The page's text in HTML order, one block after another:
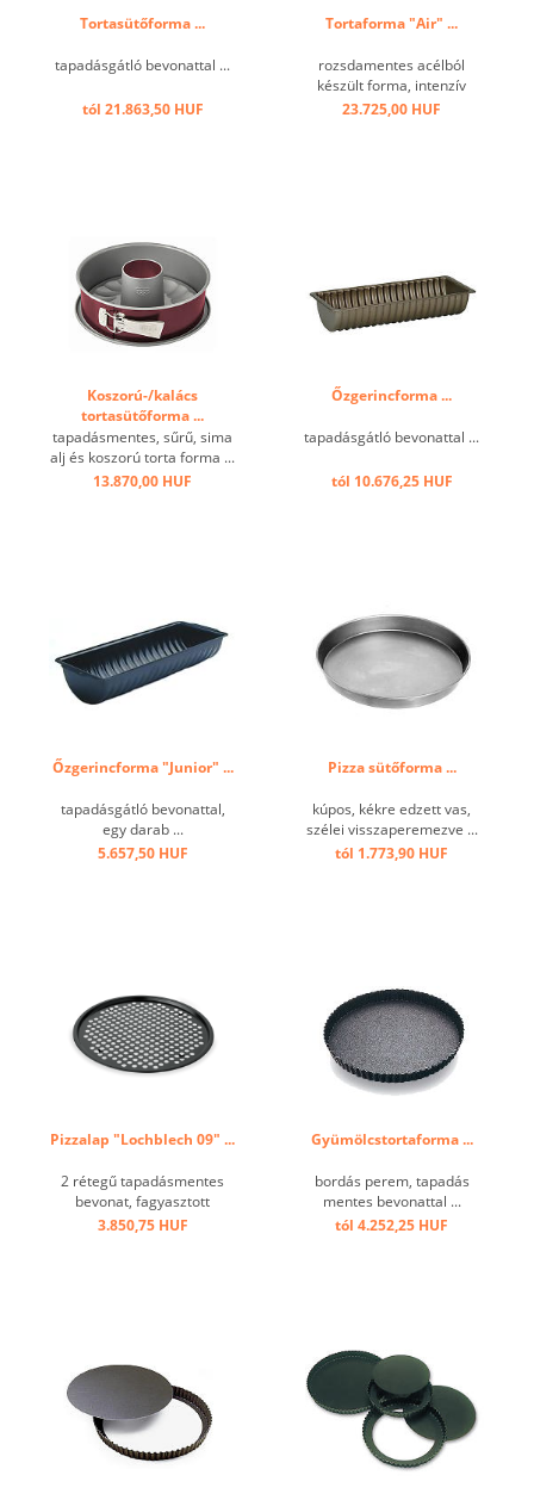
Tortasütőforma ...
tapadásgátló bevonattal ...
tól 21.863,50 HUF
Tortaforma "Air" ...
rozsdamentes acélból
készült forma, intenzív
professzionális használatra.
23.725,00 HUF
Koszorú-/kalács
tortasütőforma ...
tapadásmentes, sűrű, sima
alj és koszorú torta forma ...
13.870,00 HUF
Őzgerincforma ...
tapadásgátló bevonattal ...
tól 10.676,25 HUF
Őzgerincforma "Junior" ...
tapadásgátló bevonattal,
egy darab ...
5.657,50 HUF
Pizza sütőforma ...
kúpos, kékre edzett vas,
szélei visszaperemezve ...
tól 1.773,90 HUF
Pizzalap "Lochblech 09" ...
2 rétegű tapadásmentes
bevonat, fagyasztott
pizzához alkalmas ...
3.850,75 HUF
Gyümölcstortaforma ...
bordás perem, tapadás
mentes bevonattal ...
tól 4.252,25 HUF